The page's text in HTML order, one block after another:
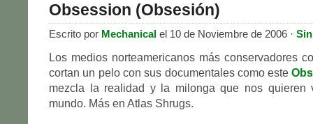
Obsession (Obsesión)
Escrito por Mechanical el 10 de Noviembre de 2006 ·
Los medios norteamericanos más conservadores
cortan un pelo con sus documentales como este
mezcla la realidad y la milonga que nos quieren
mundo. Más en Atlas Shrugs.